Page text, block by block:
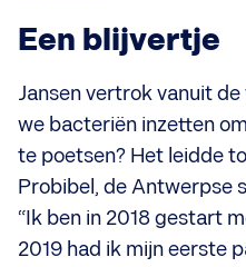
Een blijvertje
Jansen vertrok vanuit
we bacteriën inzetten
te poetsen? Het leidde
Probibel, de Antwerpse
“Ik ben in 2018 gestart
2019 had ik mijn eerste